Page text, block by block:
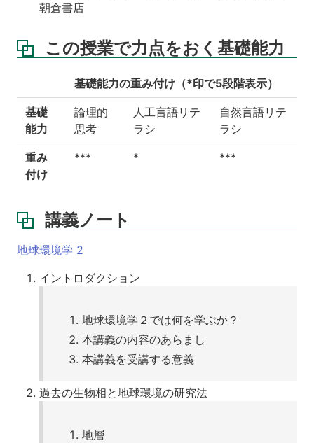
朝倉書店
この授業で力点をおく基礎能力
基礎能力の重み付け（*印で5段階表示）
基礎
能力
論理的
思考
人工言語リテ
ラシ
自然言語リテ
ラシ
重み
付け
*** * ***
講義ノート
地球環境学 2
イントロダクション
地球環境学２では何を学ぶか？
本講義の内容のあらまし
本講義を受講する意義
過去の生物相と地球環境の研究法
地層